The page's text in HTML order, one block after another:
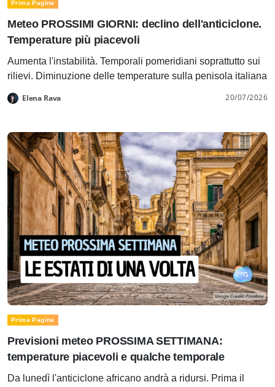
Prima Pagina
Meteo PROSSIMI GIORNI: declino dell'anticiclone.
Temperature più piacevoli
Aumenta l'instabilità. Temporali pomeridiani soprattutto sui
rilievi. Diminuzione delle temperature sulla penisola italiana
Elena Rava 20/07/2026
Prima Pagina
Previsioni meteo PROSSIMA SETTIMANA:
temperature piacevoli e qualche temporale
Da lunedì l'anticiclone africano andrà a ridursi. Prima il